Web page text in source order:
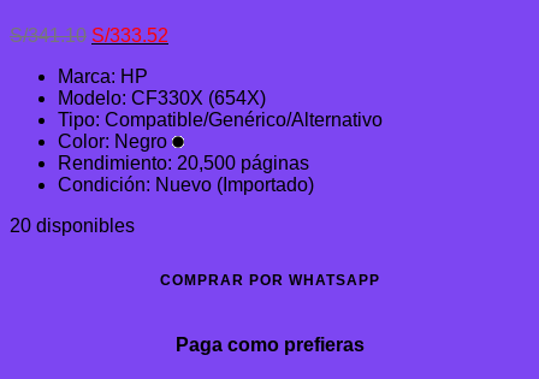
S/341.10 El
original
era:
S/341.10.
S/333.52
es:
S/333.52.
Marca: HP
Modelo: CF330X (654X)
Tipo: Compatible/Genérico/Alternativo
Color: Negro
Rendimiento: 20,500 páginas
Condición: Nuevo (Importado)
20 disponibles
COMPRAR POR WHATSAPP
Paga como prefieras